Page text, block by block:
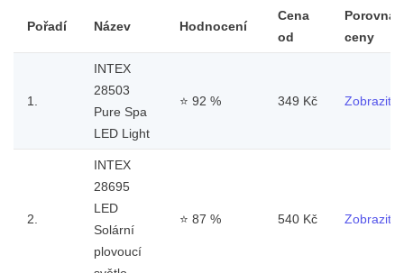
Pořadí Název Hodnocení
Cena
od
Porovnat
ceny
1.
INTEX
28503
Pure Spa
LED Light
⭐ 92 % 349 Kč Zobrazit
2.
INTEX
28695
LED
Solární
plovoucí
⭐ 87 % 540 Kč Zobrazit